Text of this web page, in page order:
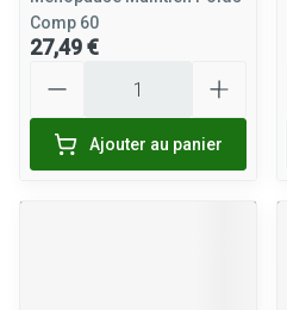
Comp 60
27,49 €
Ajouter au panier